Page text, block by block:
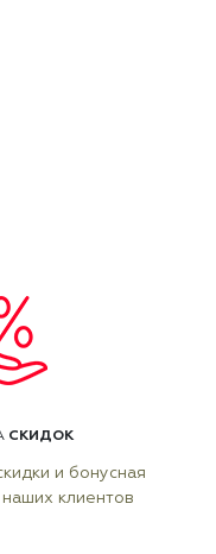
СКИДОК
и бонусная
клиентов